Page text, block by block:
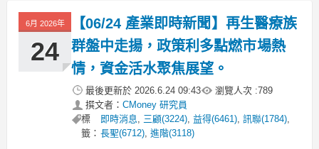
勢。市場資金似乎嗅到機會，大幅加碼
生技股，這波漲勢相當全面，不僅新藥
股受關注，學名藥、醫材及部分保健食
6月 2026年
24
【06/24 產業即時新聞】再生醫療族
群盤中走揚，政策利多點燃市場熱
情，資金活水聚焦展望。
最後更新於 2026.6.24 09:43 瀏覽人次 :789
撰文者： CMoney 研究員
標
籤：
即時消息, 三顧(3224),益得(6461),訊聯(1784),
長聖(6712),進階(3118)